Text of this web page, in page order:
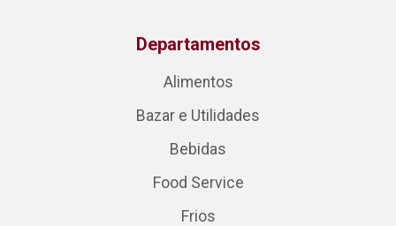
Departamentos
Alimentos
Bazar e Utilidades
Bebidas
Food Service
Frios